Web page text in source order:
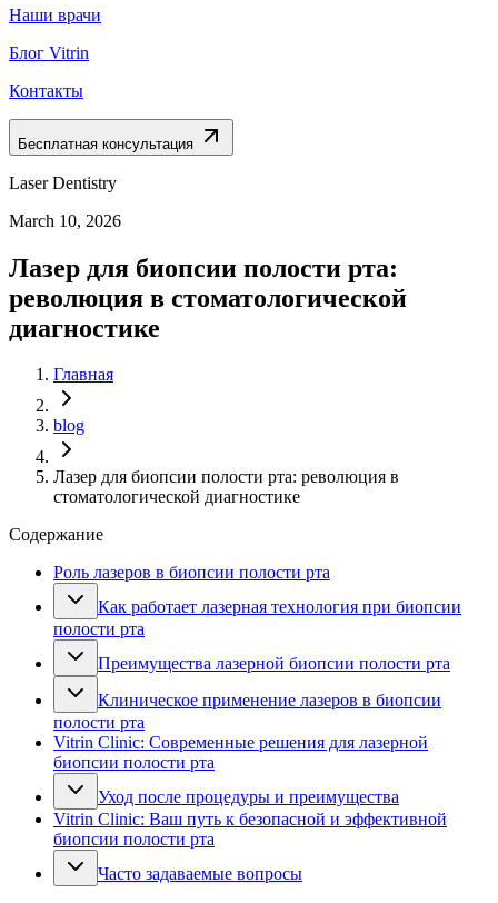
Наши врачи
Блог Vitrin
Контакты
Бесплатная консультация
Laser Dentistry
March 10, 2026
Лазер для биопсии полости рта:
революция в стоматологической
диагностике
Главная
blog
Лазер для биопсии полости рта: революция в
стоматологической диагностике
Содержание
Роль лазеров в биопсии полости рта
Как работает лазерная технология при биопсии
полости рта
Преимущества лазерной биопсии полости рта
Клиническое применение лазеров в биопсии
полости рта
Vitrin Clinic: Современные решения для лазерной
биопсии полости рта
Уход после процедуры и преимущества
Vitrin Clinic: Ваш путь к безопасной и эффективной
биопсии полости рта
Часто задаваемые вопросы